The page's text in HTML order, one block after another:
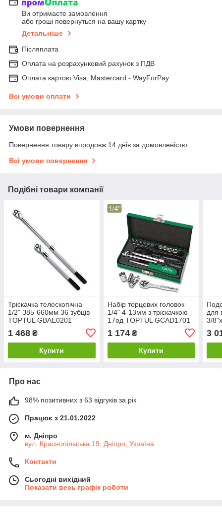
Ви отримаєте замовлення
або гроші повернуться на вашу картку
Детальніше
Післяплата
Оплата на розрахунковий рахунок з ПДВ
Оплата картою Visa, Mastercard - WayForPay
Всі умови оплати
Умови повернення
Повернення товару впродовж 14 днів за домовленістю
Всі умови повернення
Подібні товари компанії
Тріскачка телескопічна
1/2" З85-660мм 36 зубців
TOPTUL GBAE0201
1 468 ₴
Купити
Набір торцевих головок
1/4" 4-13мм з тріскачкою
17од TOPTUL GCAD1701
1 174₴
Купити
для
3/
3
Про нас
98% позитивних з 63 відгуків за рік
Працює з 21.01.2022
м. Дніпро
вул. Краснопільська 19, Дніпро, Україна
Контакти
Сьогодні вихідний
Показати весь графік роботи